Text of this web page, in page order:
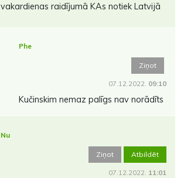
vakardienas raidījumā KAs notiek Latvijā
Phe
Ziņot
07.12.2022. 09:10
Kučinskim nemaz palīgs nav norādīts
Nu
Ziņot Atbildēt
07.12.2022. 11:01